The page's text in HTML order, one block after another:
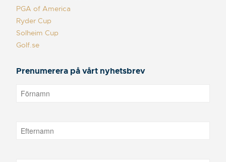
PGA of America
Ryder Cup
Solheim Cup
Golf.se
Prenumerera på vårt nyhetsbrev